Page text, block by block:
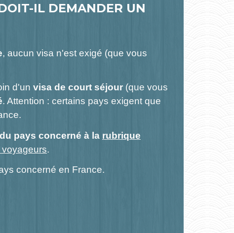
IL DEMANDER UN
, aucun visa n'est exigé (que vous
d'un visa de court séjour (que vous
. Attention : certains pays exigent que
pays concerné à la rubrique
.
concerné en France.